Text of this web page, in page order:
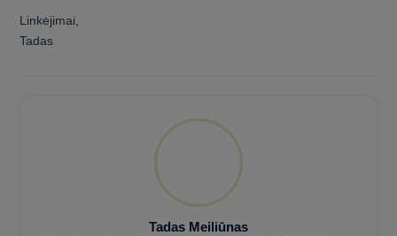
Linkėjimai,
Tadas
Tadas Meiliūnas